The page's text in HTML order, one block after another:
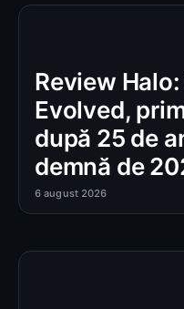
Review
Evolved,
după 25 de
demnă de
6 august 2026